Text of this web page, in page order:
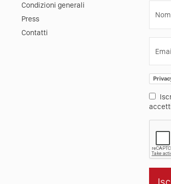
Condizioni generali
Press
Contatti